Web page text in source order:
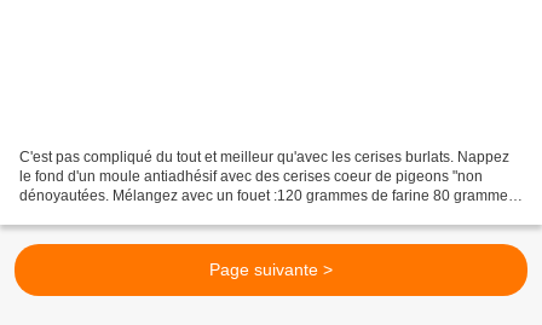
C'est pas compliqué du tout et meilleur qu'avec les cerises burlats. Nappez
le fond d'un moule antiadhésif avec des cerises coeur de pigeons "non
dénoyautées. Mélangez avec un fouet :120 grammes de farine 80 grammes
Page suivante >